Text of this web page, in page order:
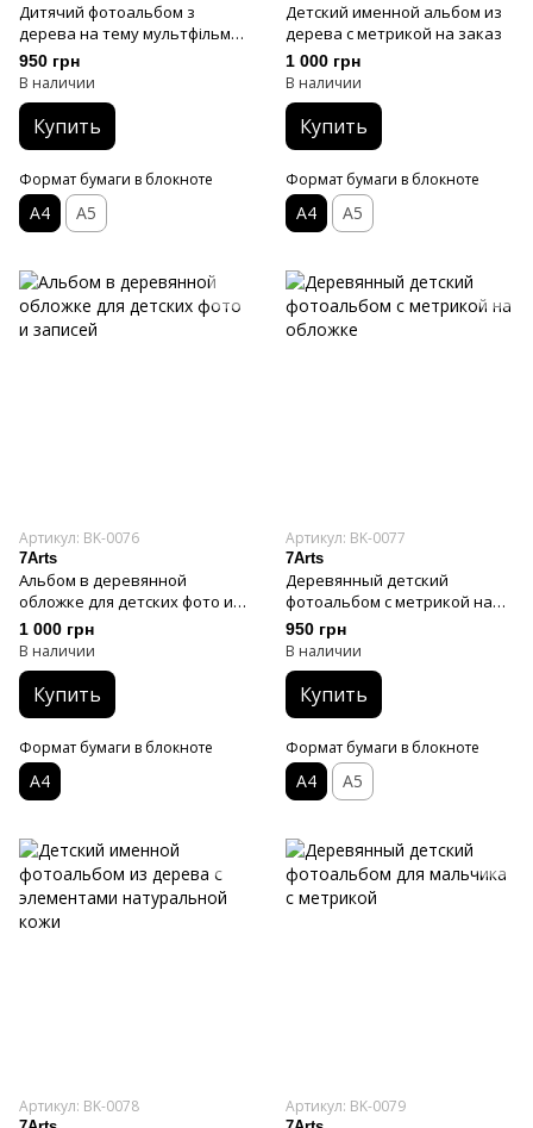
Дитячий фотоальбом з
дерева на тему мультфільму
«Синій трактор»
950 грн
В наличии
Купить
Формат бумаги в блокноте
А4 А5
Детский именной альбом из
дерева с метрикой на заказ
1 000 грн
В наличии
Купить
Формат бумаги в блокноте
А4 А5
Артикул: BK-0076
7Arts
Альбом в деревянной
обложке для детских фото и
записей
1 000 грн
В наличии
Купить
Формат бумаги в блокноте
А4
Артикул: BK-0077
7Arts
Деревянный детский
фотоальбом с метрикой на
обложке
950 грн
В наличии
Купить
Формат бумаги в блокноте
А4 А5
Артикул: BK-0078 Артикул: BK-0079